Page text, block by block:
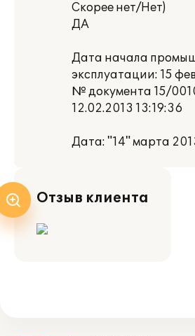
Скорее нет/Нет)
ДА
Дата начала
эксплуатации: 15
№ документа 15/
12.02.2013 13:19:36
Дата: "14" марта
Отзыв клиента